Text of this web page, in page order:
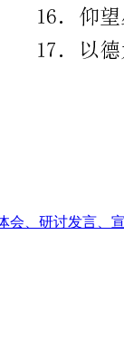
会、研讨发言、